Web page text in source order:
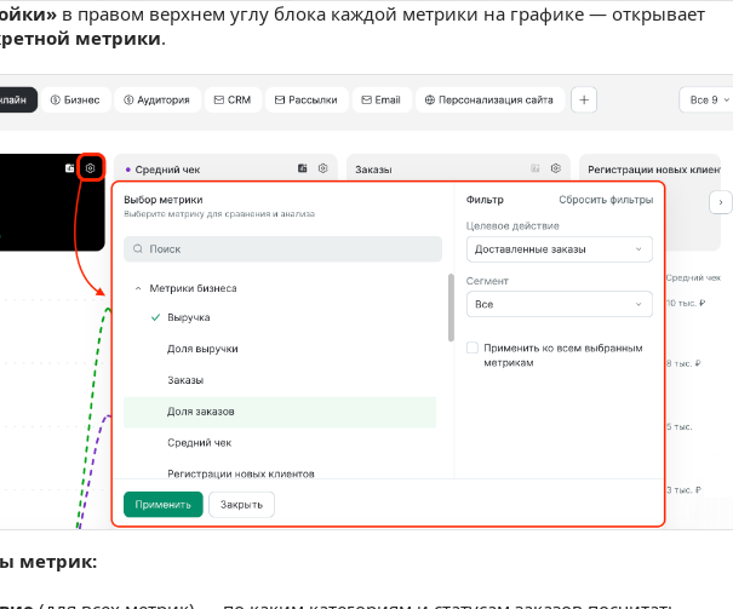
в правом верхнем углу блока каждой метрики на графике — открывает
метрики.
метрик: